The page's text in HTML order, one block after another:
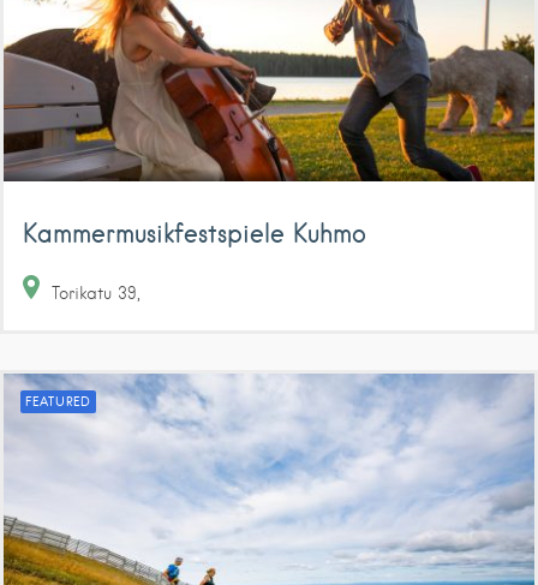
Kammermusikfestspiele Kuhmo
Torikatu 39
FEATURED